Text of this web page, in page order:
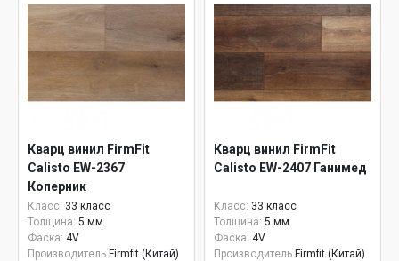
Кварц винил FirmFit
Calisto EW-2367
Коперник
Класс: 33 класс
Толщина: 5 мм
Фаска: 4V
Производитель Firmfit (Китай)
Кварц винил FirmFit
Calisto EW-2407 Ганимед
Класс: 33 класс
Толщина: 5 мм
Фаска: 4V
Производитель Firmfit (Китай)